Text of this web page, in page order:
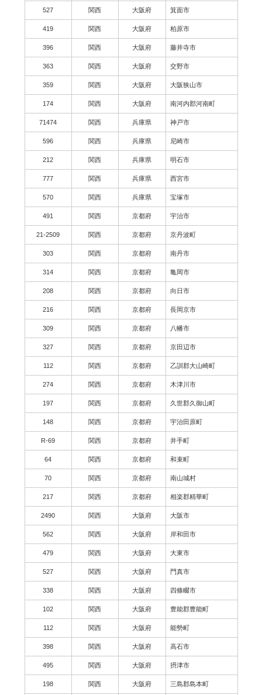
527 関西 大阪府 箕面市
419 関西 大阪府 柏原市
396 関西 大阪府 藤井寺市
363 関西 大阪府 交野市
359 関西 大阪府 大阪狭山市
174 関西 大阪府 南河内郡河南町
71474 関西 兵庫県 神戸市
596 関西 兵庫県 尼崎市
212 関西 兵庫県 明石市
777 関西 兵庫県 西宮市
570 関西 兵庫県 宝塚市
491 関西 京都府 宇治市
21-2509 関西 京都府 京丹波町
303 関西 京都府 南丹市
314 関西 京都府 亀岡市
208 関西 京都府 向日市
216 関西 京都府 長岡京市
309 関西 京都府 八幡市
327 関西 京都府 京田辺市
112 関西 京都府 乙訓郡大山崎町
274 関西 京都府 木津川市
197 関西 京都府 久世郡久御山町
148 関西 京都府 宇治田原町
R-69 関西 京都府 井手町
64 関西 京都府 和束町
70 関西 京都府 南山城村
217 関西 京都府 相楽郡精華町
2490 関西 大阪府 大阪市
562 関西 大阪府 岸和田市
479 関西 大阪府 大東市
527 関西 大阪府 門真市
338 関西 大阪府 四條畷市
102 関西 大阪府 豊能郡豊能町
112 関西 大阪府 能勢町
398 関西 大阪府 高石市
495 関西 大阪府 摂津市
198 関西 大阪府 三島郡島本町